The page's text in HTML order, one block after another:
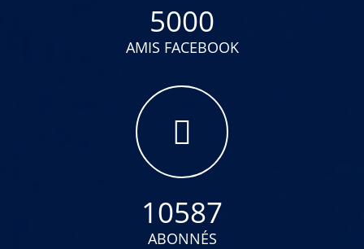
5000
AMIS FACEBOOK
10587
ABONNÉS